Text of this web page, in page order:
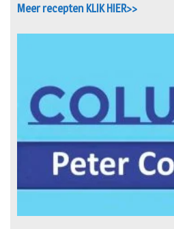
Meer recepten KLIK HIER>>